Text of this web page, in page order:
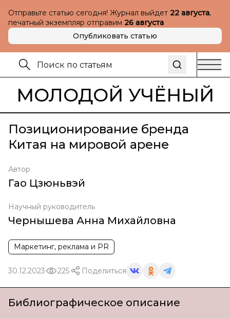
Отправьте статью сегодня! Журнал выйдет 22 августа,
печатный экземпляр отправим 26 августа
Опубликовать статью
МОЛОДОЙ УЧЁНЫЙ
Позиционирование бренда
Китая на мировой арене
Автор
Гао Цзюньвэй
Научный руководитель
Чернышева Анна Михайловна
Маркетинг, реклама и PR
30.12.2023 225 Поделиться
Библиографическое описание